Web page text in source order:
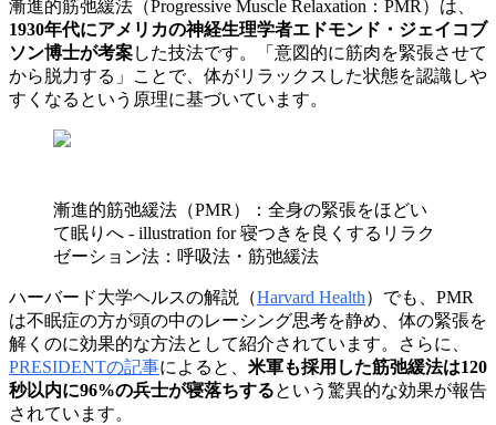
漸進的筋弛緩法（Progressive Muscle Relaxation：PMR）は、
1930年代にアメリカの神経生理学者エドモンド・ジェイコブ
ソン博士が考案した技法です。「意図的に筋肉を緊張させて
から脱力する」ことで、体がリラックスした状態を認識しや
すくなるという原理に基づいています。
漸進的筋弛緩法（PMR）：全身の緊張をほどい
て眠りへ - illustration for 寝つきを良くするリラク
ゼーション法：呼吸法・筋弛緩法
ハーバード大学ヘルスの解説（Harvard Health）でも、PMR
は不眠症の方が頭の中のレーシング思考を静め、体の緊張を
解くのに効果的な方法として紹介されています。さらに、
PRESIDENTの記事によると、 米軍も採用した筋弛緩法は120
秒以内に96%の兵士が寝落ちするという驚異的な効果が報告
されています。